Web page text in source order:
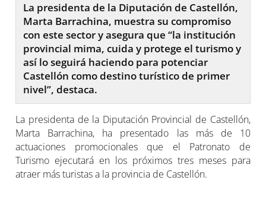
La presidenta de la Diputación de Castellón,
Marta Barrachina, muestra su compromiso
con este sector y asegura que “la institución
provincial mima, cuida y protege el turismo y
así lo seguirá haciendo para potenciar
Castellón como destino turístico de primer
nivel”, destaca.
La presidenta de la Diputación Provincial de Castellón,
Marta Barrachina, ha presentado las más de 10
actuaciones promocionales que el Patronato de
Turismo ejecutará en los próximos tres meses para
atraer más turistas a la provincia de Castellón.